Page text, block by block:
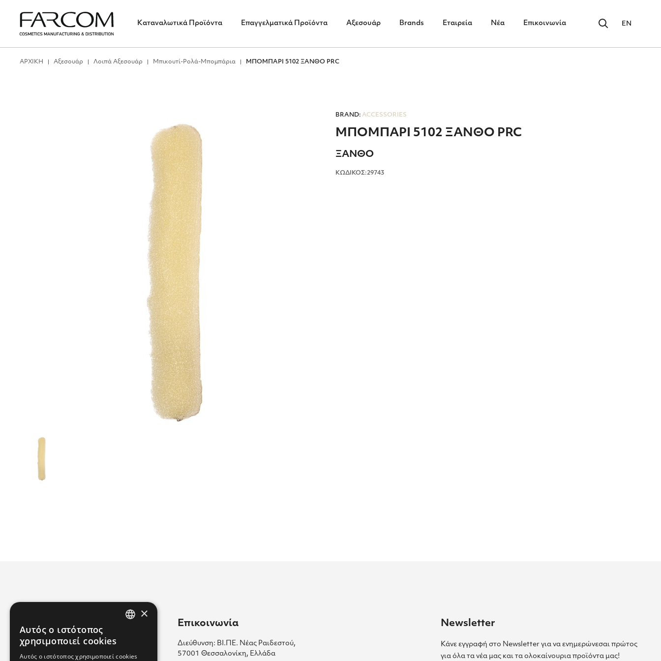
Καταναλωτικά Προϊόντα Επαγγελματικά Προϊόντα Αξεσουάρ Brands Εταιρεία Νέα Επικοινωνία EN
ΑΡΧΙΚΗ Αξεσουάρ Λοιπά Αξεσουάρ Μπικουτί-Ρολά-Μπομπάρια ΜΠΟΜΠΑΡΙ 5102 ΞΑΝΘΟ PRC
BRAND: ACCESSORIES
ΜΠΟΜΠΑΡΙ 5102 ΞΑΝΘΟ PRC
ΞΑΝΘΟ
ΚΩΔΙΚΟΣ:29743
Χρήσιμοι Σύνδεσμοι
Επικοινωνία
Επικοινωνία
Διεύθυνση: ΒΙ.ΠΕ. Νέας Ραιδεστού,
57001 Θεσσαλονίκη, Ελλάδα
Newsletter
Κάνε εγγραφή στο Newsletter για να ενημερώνεσαι πρώτος
για όλα τα νέα μας και τα ολοκαίνουρια προϊόντα μας!
×
Αυτός ο ιστότοπος
χρησιμοποιεί cookies
Αυτός ο ιστότοπος χρησιμοποιεί cookies